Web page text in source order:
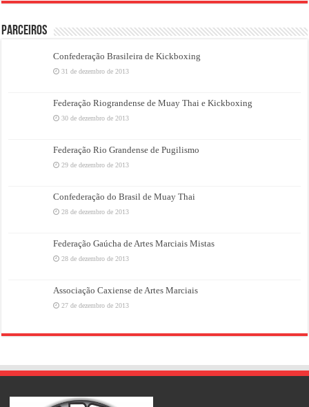
PARCEIROS
Confederação Brasileira de Kickboxing
31 de dezembro de 2013
Federação Riograndense de Muay Thai e Kickboxing
30 de dezembro de 2013
Federação Rio Grandense de Pugilismo
29 de dezembro de 2013
Confederação do Brasil de Muay Thai
28 de dezembro de 2013
Federação Gaúcha de Artes Marciais Mistas
28 de dezembro de 2013
Associação Caxiense de Artes Marciais
27 de dezembro de 2013